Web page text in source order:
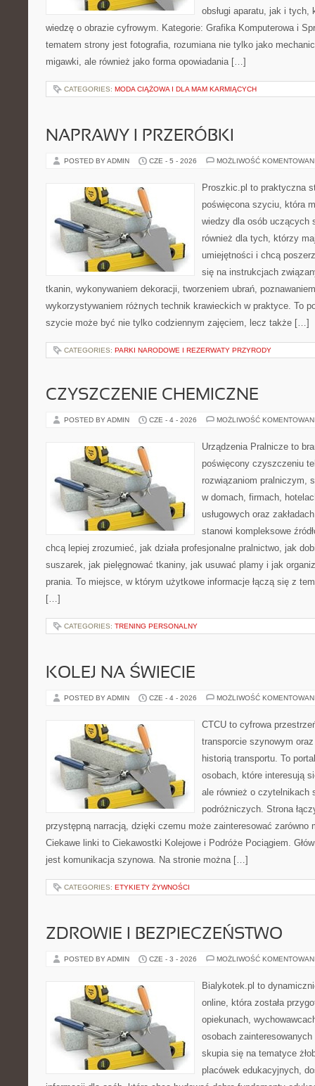
obsługi aparatu, jak i
wiedzę o obrazie cyfrowym. Kategorie: Grafika Komputerowa i
tematem strony jest fotografia, rozumiana nie tylko jako
migawki, ale również jako forma opowiadania […]
CATEGORIES: MODA CIĄŻOWA I DLA MAM KARMIĄCYCH
NAPRAWY I PRZERÓBKI
POSTED BY ADMIN CZE - 5 - 2026 MOŻLIWOŚĆ
Proszkic.pl to praktyczna
poświęcona szyciu, która
wiedzy dla osób uczących
również dla tych, którzy
umiejętności i chcą
się na instrukcjach
tkanin, wykonywaniem dekoracji, tworzeniem ubrań,
wykorzystywaniem różnych technik krawieckich w praktyce. To
szycie może być nie tylko codziennym zajęciem, lecz także […]
CATEGORIES: PARKI NARODOWE I REZERWATY PRZYRODY
CZYSZCZENIE CHEMICZNE
POSTED BY ADMIN CZE - 4 - 2026 MOŻLIWOŚĆ
Urządzenia Pralnicze to
poświęcony czyszczeniu
rozwiązaniom pralniczym,
w domach, firmach,
usługowych oraz
stanowi kompleksowe
chcą lepiej zrozumieć, jak działa profesjonalne pralnictwo, jak
suszarek, jak pielęgnować tkaniny, jak usuwać plamy i jak
prania. To miejsce, w którym użytkowe informacje łączą się z
[…]
CATEGORIES: TRENING PERSONALNY
KOLEJ NA ŚWIECIE
POSTED BY ADMIN CZE - 4 - 2026 MOŻLIWOŚĆ
CTCU to cyfrowa
transporcie szynowym
historią transportu. To
osobach, które interesują
ale również o czytelnikach
podróżniczych. Strona
przystępną narracją, dzięki czemu może zainteresować zarówno
Ciekawe linki to Ciekawostki Kolejowe i Podróże Pociągiem.
jest komunikacja szynowa. Na stronie można […]
CATEGORIES: ETYKIETY ŻYWNOŚCI
ZDROWIE I BEZPIECZEŃSTWO
POSTED BY ADMIN CZE - 3 - 2026 MOŻLIWOŚĆ
Bialykotek.pl to
online, która została
opiekunach,
osobach
skupia się na tematyce
placówek edukacyjnych,